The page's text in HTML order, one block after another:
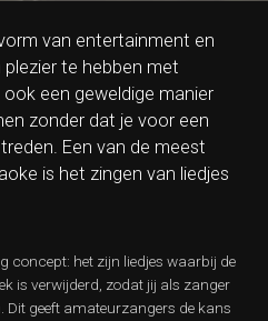
van entertainment en
te hebben met
een geweldige manier
zonder dat je voor een
Een van de meest
is het zingen van liedjes
concept: het zijn liedjes waarbij de
is verwijderd, zodat jij als zanger
Dit geeft amateurzangers de kans